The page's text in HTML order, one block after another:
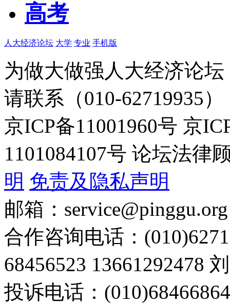
高考
人大经济论坛 大学 专业 手机版
为做大做强人大经济论
请联系（010-62719935）
京ICP备11001960号 京
1101084107号 论坛法律
明 免责及隐私声明
邮箱：service@pinggu.org
合作咨询电话：
68456523 13661292478
投诉电话：